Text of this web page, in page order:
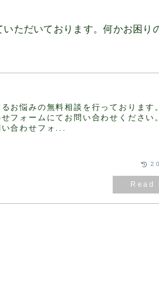
ただいております。何かお困り
お悩みの無料相談を行っております
フォームにてお問い合わせください
合わせフォ...